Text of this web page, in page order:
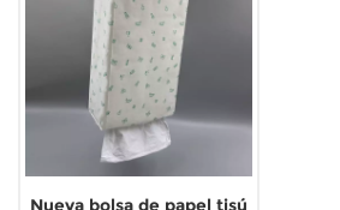
Nueva bolsa de papel tisú